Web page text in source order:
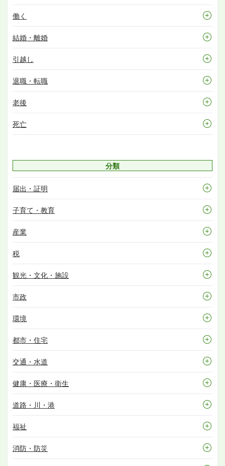
働く
結婚・離婚
引越し
退職・転職
老後
死亡
分類
届出・証明
子育て・教育
産業
税
観光・文化・施設
市政
環境
都市・住宅
交通・水道
健康・医療・衛生
道路・川・港
福祉
消防・防災